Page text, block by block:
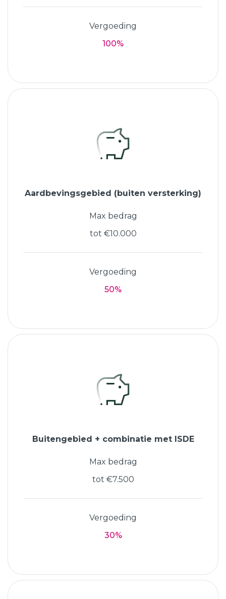
Vergoeding
100%
Aardbevingsgebied (buiten versterking)
Max bedrag
tot €10.000
Vergoeding
50%
Buitengebied + combinatie met ISDE
Max bedrag
tot €7.500
Vergoeding
30%